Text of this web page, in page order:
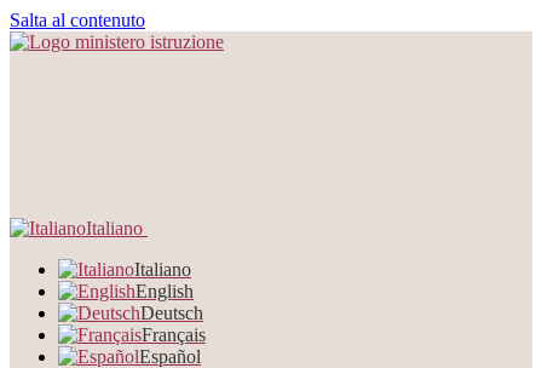
Salta al contenuto
Italiano
Italiano
English
Deutsch
Français
Español